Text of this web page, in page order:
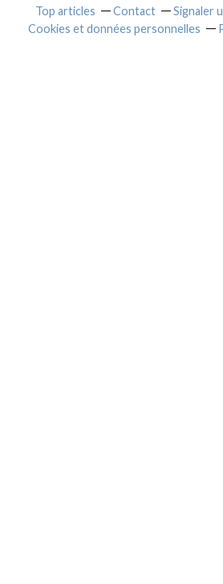
Top articles Contact Signaler
Cookies et données personnelles